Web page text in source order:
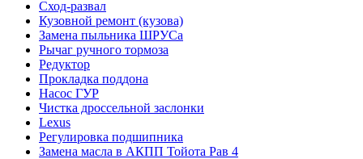
Сход-развал
Кузовной ремонт (кузова)
Замена пыльника ШРУСа
Рычаг ручного тормоза
Редуктор
Прокладка поддона
Насос ГУР
Чистка дроссельной заслонки
Lexus
Регулировка подшипника
Замена масла в АКПП Тойота Рав 4